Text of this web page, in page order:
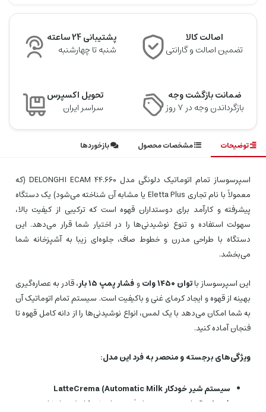
اصالت کالا
تضمین اصالت و گارانتی
پشتیبانی 24 ساعته
شنبه تا چهارشنبه
ضمانت بازگشت وجه
بازگرداندن وجه در ۷ روز
تحویل اکسپرس
سراسر ایران
توضیحات مشخصات محصول بازخوردها
اسپرسوساز تمام اتوماتیک دلونگی مدل DELONGHI ECAM 44.660 (که
معمولاً با نام تجاری Eletta Plus یا مشابه آن شناخته می‌شود) یک دستگاه
پیشرفته و کارآمد برای دوستداران قهوه است که ترکیبی از کیفیت بالا،
سهولت استفاده و تنوع نوشیدنی‌ها را در اختیار شما قرار می‌دهد. این
دستگاه با طراحی مدرن و خطوط صاف، جلوه‌ای زیبا به آشپزخانه شما
می‌بخشد.
این اسپرسوساز باتوان ۱۴۵۰ وات وفشار پمپ ۱۵ بار
، قادر به عصاره‌گیری
بهینه از قهوه و ایجاد کرمای غنی و باکیفیت است. سیستم تمام اتوماتیک آن
به شما امکان می‌دهد با یک لمس، انواع نوشیدنی‌ها را از دانه کامل قهوه تا
فنجان آماده کنید.
ویژگی‌های برجسته و منحصر به فرد این مدل:
سیستم شیر خودکار LatteCrema (Automatic Milk
System): این سیستم پیشرفته به طور خودکار شیر را بخاردهی